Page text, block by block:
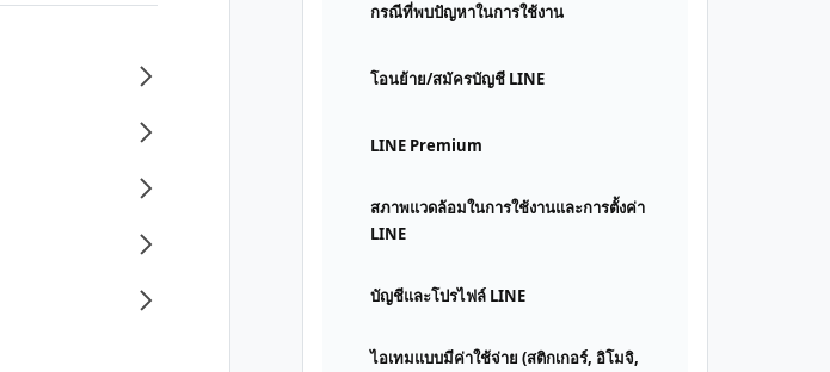
กรณีที่พบปัญหาในการใช้งาน
โอนย้าย/สมัครบัญชี LINE
LINE Premium
สภาพแวดล้อมในการใช้งานและการตั้งค่า
LINE
บัญชีและโปรไฟล์ LINE
ไอเทมแบบมีค่าใช้จ่าย (สติกเกอร์, อิโมจิ,